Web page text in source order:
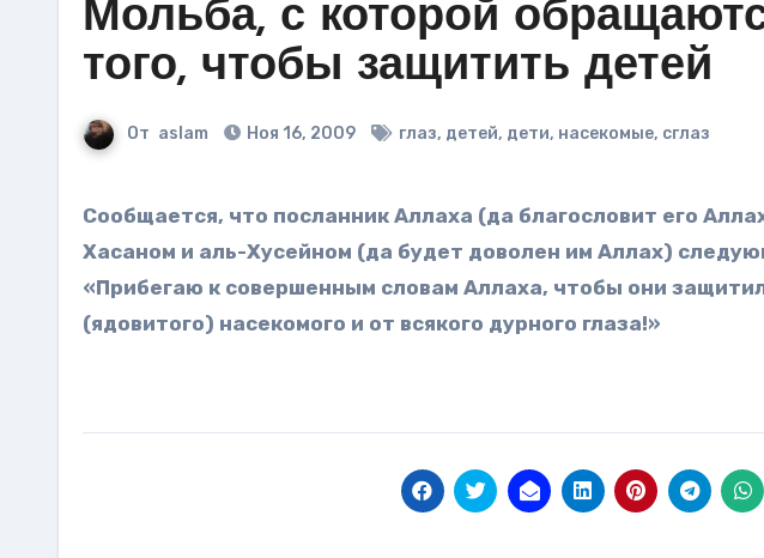
Мольба, с которой
того, чтобы защитить детей
От aslam Ноя 16, 2009 глаз, детей, дети, насекомые, сглаз
Сообщается, что посланник Аллаха (да благословит его Аллах и приветствует), читал над аль-
Хасаном и аль-Хусейном (да будет доволен им Аллах)
«Прибегаю к совершенным словам Аллаха, чтобы они
(ядовитого) насекомого и от всякого дурного глаза!»